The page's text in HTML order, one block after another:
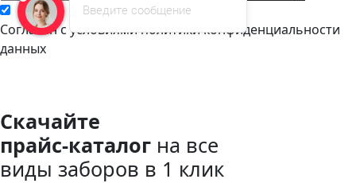
Cогласен с условиямиполитики конфиденциальности
данных
Скачайте
прайс-каталог на все
виды заборов в 1 клик
Введите сообщение